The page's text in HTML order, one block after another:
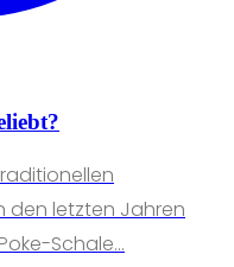
den letzten Jahren
Schale...